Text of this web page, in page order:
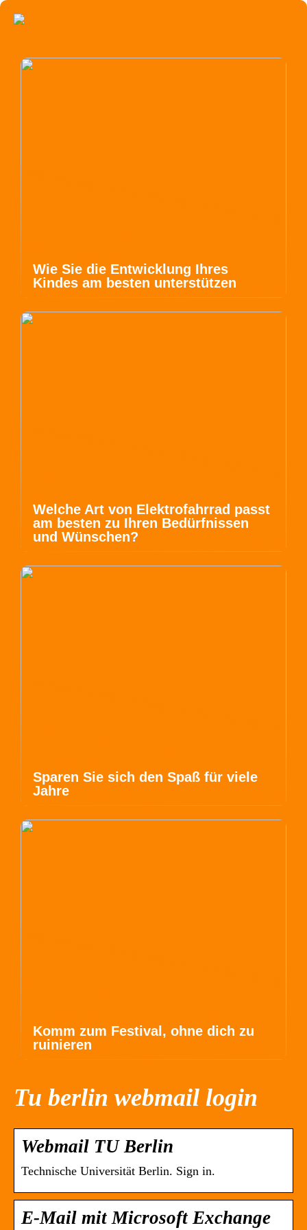
Wie Sie die Entwicklung Ihres
Kindes am besten unterstützen
Welche Art von Elektrofahrrad passt
am besten zu Ihren Bedürfnissen
und Wünschen?
Sparen Sie sich den Spaß für viele
Jahre
Komm zum Festival, ohne dich zu
ruinieren
Tu berlin webmail login
Webmail TU Berlin
Technische Universität Berlin. Sign in.
E-Mail mit Microsoft Exchange